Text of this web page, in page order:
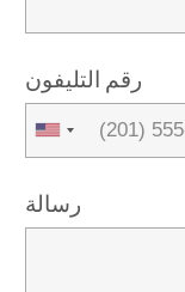
رقم التليفون
رسالة